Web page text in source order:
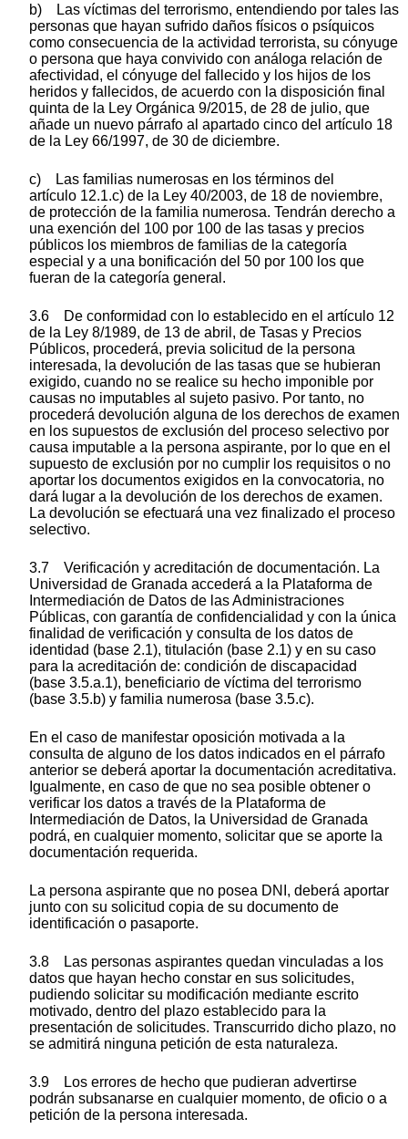
b) Las víctimas del terrorismo, entendiendo por tales las
personas que hayan sufrido daños físicos o psíquicos
como consecuencia de la actividad terrorista, su cónyuge
o persona que haya convivido con análoga relación de
afectividad, el cónyuge del fallecido y los hijos de los
heridos y fallecidos, de acuerdo con la disposición final
quinta de la Ley Orgánica 9/2015, de 28 de julio, que
añade un nuevo párrafo al apartado cinco del artículo 18
de la Ley 66/1997, de 30 de diciembre.
c) Las familias numerosas en los términos del
artículo 12.1.c) de la Ley 40/2003, de 18 de noviembre,
de protección de la familia numerosa. Tendrán derecho a
una exención del 100 por 100 de las tasas y precios
públicos los miembros de familias de la categoría
especial y a una bonificación del 50 por 100 los que
fueran de la categoría general.
3.6 De conformidad con lo establecido en el artículo 12
de la Ley 8/1989, de 13 de abril, de Tasas y Precios
Públicos, procederá, previa solicitud de la persona
interesada, la devolución de las tasas que se hubieran
exigido, cuando no se realice su hecho imponible por
causas no imputables al sujeto pasivo. Por tanto, no
procederá devolución alguna de los derechos de examen
en los supuestos de exclusión del proceso selectivo por
causa imputable a la persona aspirante, por lo que en el
supuesto de exclusión por no cumplir los requisitos o no
aportar los documentos exigidos en la convocatoria, no
dará lugar a la devolución de los derechos de examen.
La devolución se efectuará una vez finalizado el proceso
selectivo.
3.7 Verificación y acreditación de documentación. La
Universidad de Granada accederá a la Plataforma de
Intermediación de Datos de las Administraciones
Públicas, con garantía de confidencialidad y con la única
finalidad de verificación y consulta de los datos de
identidad (base 2.1), titulación (base 2.1) y en su caso
para la acreditación de: condición de discapacidad
(base 3.5.a.1), beneficiario de víctima del terrorismo
(base 3.5.b) y familia numerosa (base 3.5.c).
En el caso de manifestar oposición motivada a la
consulta de alguno de los datos indicados en el párrafo
anterior se deberá aportar la documentación acreditativa.
Igualmente, en caso de que no sea posible obtener o
verificar los datos a través de la Plataforma de
Intermediación de Datos, la Universidad de Granada
podrá, en cualquier momento, solicitar que se aporte la
documentación requerida.
La persona aspirante que no posea DNI, deberá aportar
junto con su solicitud copia de su documento de
identificación o pasaporte.
3.8 Las personas aspirantes quedan vinculadas a los
datos que hayan hecho constar en sus solicitudes,
pudiendo solicitar su modificación mediante escrito
motivado, dentro del plazo establecido para la
presentación de solicitudes. Transcurrido dicho plazo, no
se admitirá ninguna petición de esta naturaleza.
3.9 Los errores de hecho que pudieran advertirse
podrán subsanarse en cualquier momento, de oficio o a
petición de la persona interesada.